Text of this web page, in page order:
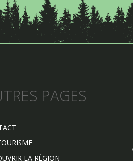
PAGES
LA RÉGION